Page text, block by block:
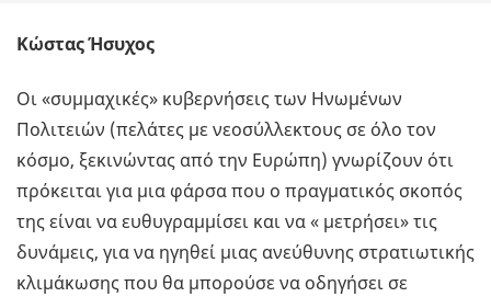
Κώστας Ήσυχος
Οι «συμμαχικές» κυβερνήσεις των Ηνωμένων
Πολιτειών (πελάτες με νεοσύλλεκτους σε όλο τον
κόσμο, ξεκινώντας από την Ευρώπη) γνωρίζουν ότι
πρόκειται για μια φάρσα που ο πραγματικός σκοπός
της είναι να ευθυγραμμίσει και να « μετρήσει» τις
δυνάμεις, για να ηγηθεί μιας ανεύθυνης στρατιωτικής
κλιμάκωσης που θα μπορούσε να οδηγήσει σε